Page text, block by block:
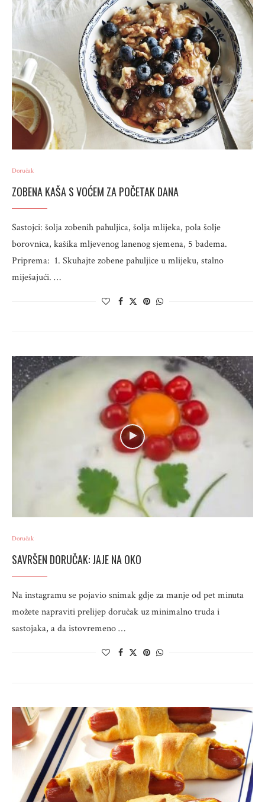
Doručak
ZOBENA KAŠA S VOĆEM ZA POČETAK DANA
Sastojci: šolja zobenih pahuljica, šolja mlijeka, pola šolje
borovnica, kašika mljevenog lanenog sjemena, 5 badema.
Priprema: 1. Skuhajte zobene pahuljice u mlijeku, stalno
miješajući. …
Doručak
SAVRŠEN DORUČAK: JAJE NA OKO
Na instagramu se pojavio snimak gdje za manje od pet minuta
možete napraviti prelijep doručak uz minimalno truda i
sastojaka, a da istovremeno …